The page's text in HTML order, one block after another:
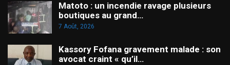
Matoto : un incendie ravage plusieurs
boutiques au grand…
7 Août, 2026
Kassory Fofana gravement malade : son
avocat craint « qu’il…